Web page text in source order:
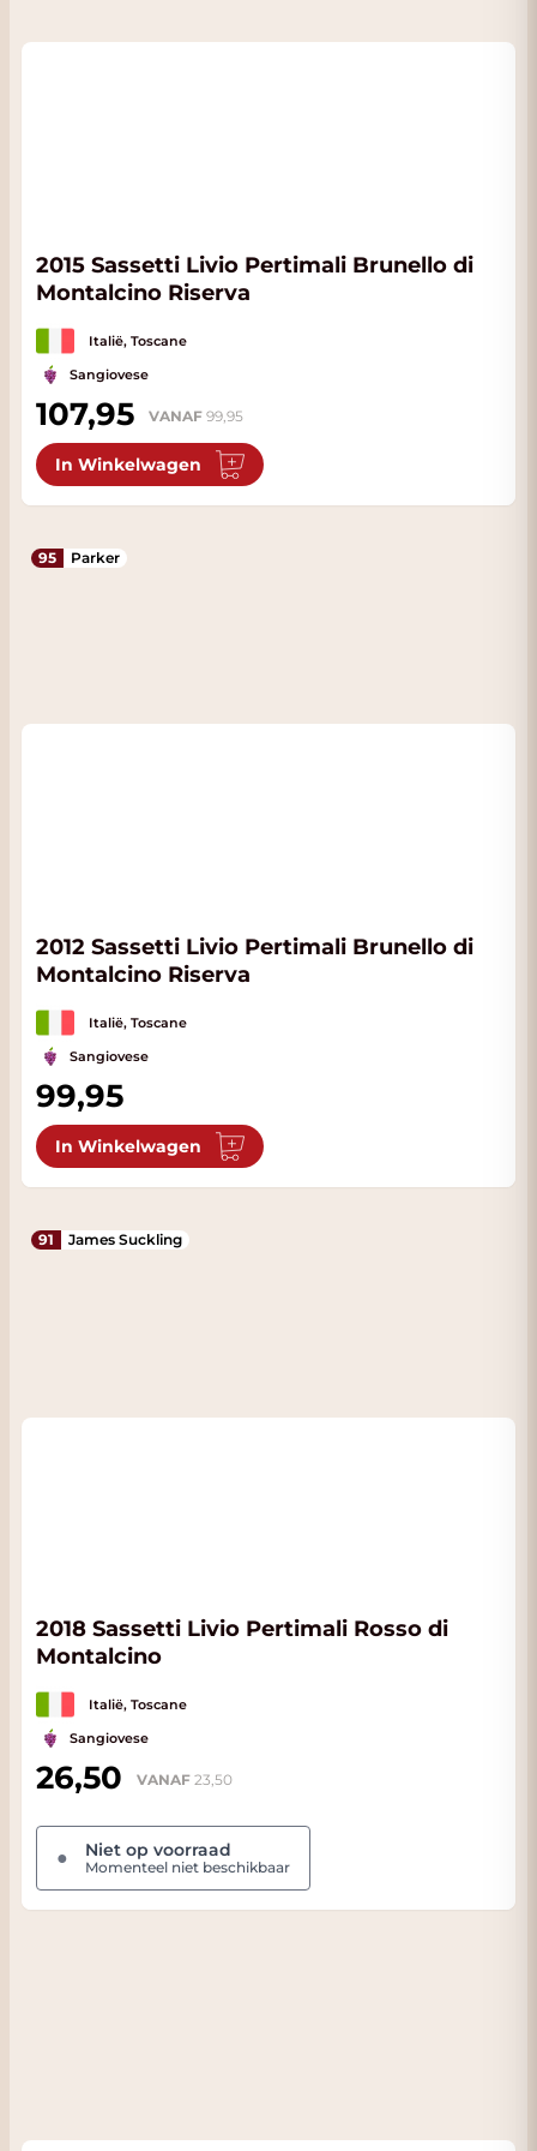
2015 Sassetti Livio Pertimali Brunello di
Montalcino Riserva
Italië, Toscane
Sangiovese
107,95 VANAF 99,95
In Winkelwagen
95 Parker
2012 Sassetti Livio Pertimali Brunello di
Montalcino Riserva
Italië, Toscane
Sangiovese
99,95
In Winkelwagen
91 James Suckling
2018 Sassetti Livio Pertimali Rosso di
Montalcino
Italië, Toscane
Sangiovese
26,50 VANAF 23,50
● Niet op voorraad
Momenteel niet beschikbaar